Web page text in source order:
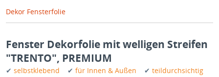
Dekor Fensterfolie
Fenster Dekorfolie mit welligen Streifen
"TRENTO", PREMIUM
✔ selbstklebend ✔ für Innen & Außen ✔ teildurchsichtig